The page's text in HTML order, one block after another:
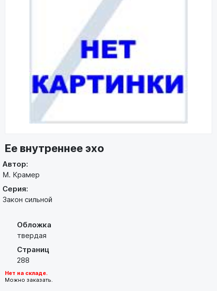
Ее внутреннее эхо
Автор:
М. Крамер
Серия:
Закон сильной
Обложка
твердая
Страниц
288
Нет на складе.
Можно заказать.